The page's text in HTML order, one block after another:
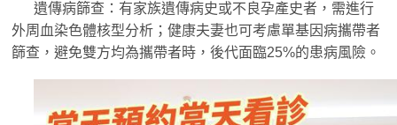
遺傳病篩查：有家族遺傳病史或不良孕產史者，需進行
外周血染色體核型分析；健康夫妻也可考慮單基因病攜帶者
篩查，避免雙方均為攜帶者時，後代面臨25%的患病風險。